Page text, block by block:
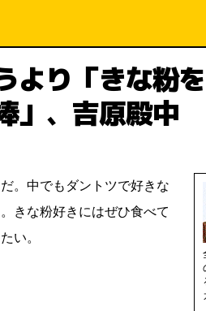
より「きな粉
」、吉原殿中
。中でもダントツで好きな
きな粉好きにはぜひ食べて
い。